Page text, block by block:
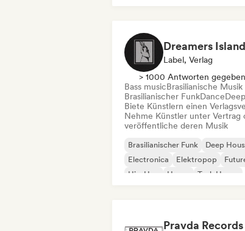
Label, Verlag
> 1000 Antworten gegeben
Bass musicBrasilianische Musik
Brasilianischer FunkDance
Biete Künstlern einen
Nehme Künstler unter Vertrag
veröffentliche deren Musik
Brasilianischer Funk
Deep
Electronica
Elektropop
Hip-Hop
House Tech House
Pravda Records